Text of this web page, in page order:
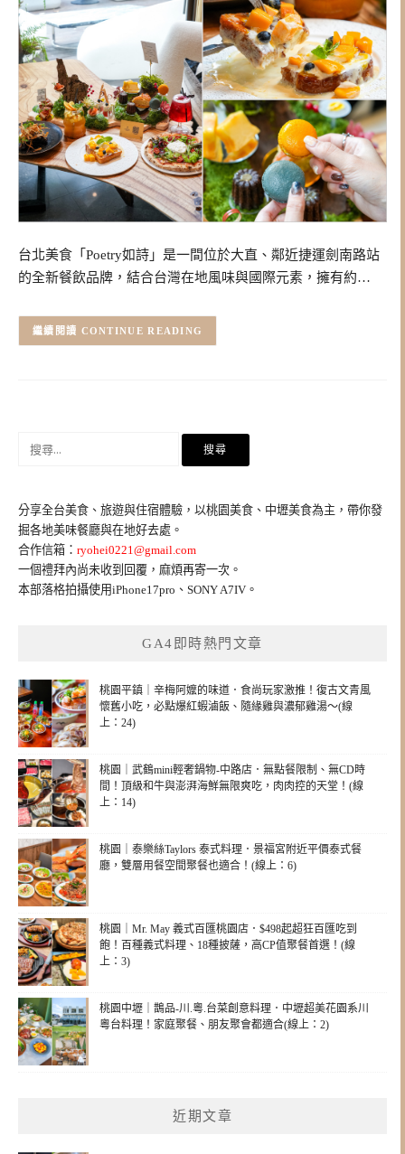
台北美食「Poetry如詩」是一間位於大直、鄰近捷運劍南路站
的全新餐飲品牌，結合台灣在地風味與國際元素，擁有約…
CONTINUE READING
字:
分享全台美食、旅遊與住宿體驗，以桃園美食、中壢美食為主，帶你發
掘各地美味餐廳與在地好去處。
合作信箱： ryohei0221@gmail.com
一個禮拜內尚未收到回覆，麻煩再寄一次。
本部落格拍攝使用iPhone17pro、SONY A7IV。
GA4即時熱門文章
桃園平鎮｜辛梅阿嬤的味道．食尚玩家激推！復古文青風
懷舊小吃，必點爆紅蝦滷飯、隨緣雞與濃郁雞湯～(線
上：24)
桃園｜武鶴mini輕奢鍋物-中路店．無點餐限制、無CD時
間！頂級和牛與澎湃海鮮無限爽吃，肉肉控的天堂！(線
上：14)
桃園｜泰樂絲Taylors 泰式料理．景福宮附近平價泰式餐
廳，雙層用餐空間聚餐也適合！(線上：6)
桃園｜Mr. May 義式百匯桃園店．$498起超狂百匯吃到
飽！百種義式料理、18種披薩，高CP值聚餐首選！(線
上：3)
桃園中壢｜鵲品-川.粵.台菜創意料理．中壢超美花園系川
粵台料理！家庭聚餐、朋友聚會都適合(線上：2)
近期文章